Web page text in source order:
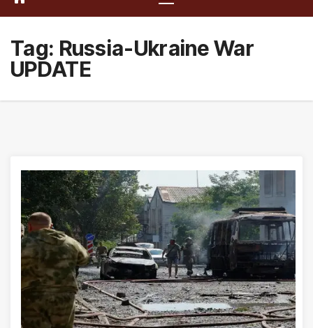
Tag: Russia-Ukraine War
UPDATE